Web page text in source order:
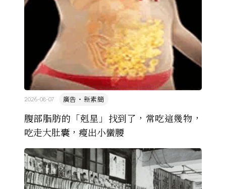
腹部脂肪的「剋星」找到了，常吃這幾物，
吃走大肚囊，瘦出小蠻腰
廣告・新素簡
2026-08-07